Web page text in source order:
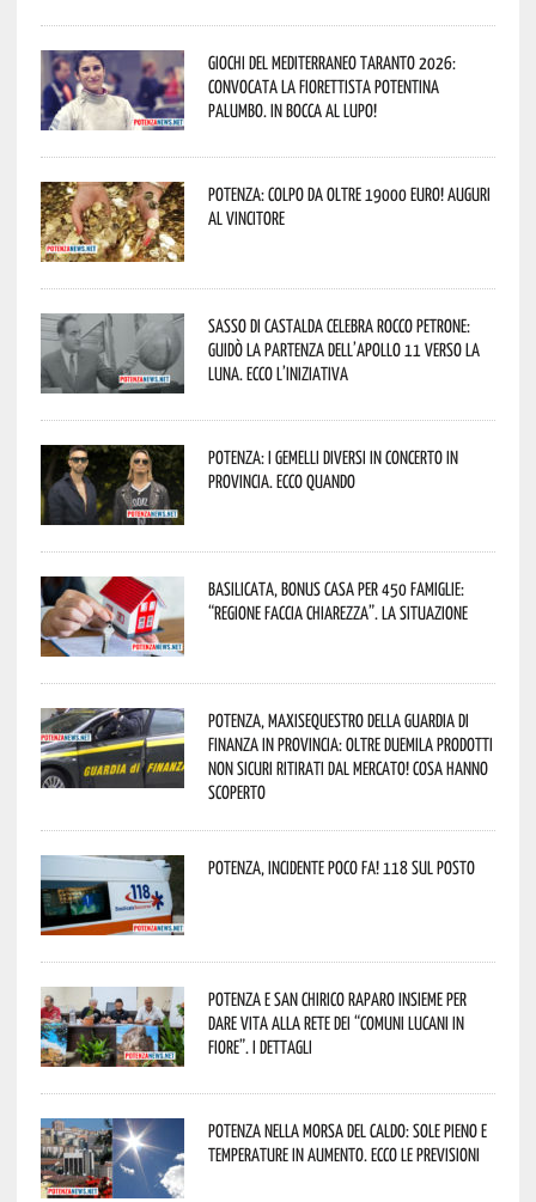
Giochi del Mediterraneo Taranto 2026:
convocata la fiorettista potentina
Palumbo. In bocca al lupo!
Potenza: colpo da oltre 19000 Euro! Auguri
al vincitore
Sasso di Castalda celebra Rocco Petrone:
guidò la partenza dell’Apollo 11 verso la
Luna. Ecco l’iniziativa
Potenza: i Gemelli DiVersi in concerto in
provincia. Ecco quando
Basilicata, Bonus casa per 450 famiglie:
“Regione faccia chiarezza”. La situazione
Potenza, maxisequestro della Guardia di
Finanza in provincia: oltre duemila prodotti
non sicuri ritirati dal mercato! Cosa hanno
scoperto
Potenza, incidente poco fa! 118 sul posto
Potenza e San Chirico Raparo insieme per
dare vita alla rete dei “Comuni Lucani in
Fiore”. I dettagli
Potenza nella morsa del caldo: sole pieno e
temperature in aumento. Ecco le previsioni